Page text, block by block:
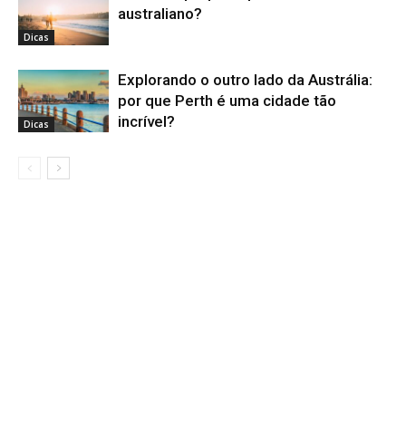
Dicas
australiano?
Dicas
Explorando o outro lado da Austrália:
por que Perth é uma cidade tão
incrível?